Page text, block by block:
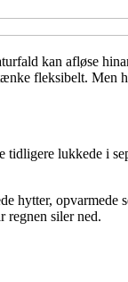
kan afløse
fleksibelt.
lukkede i
hytter,
regnen siler ned.